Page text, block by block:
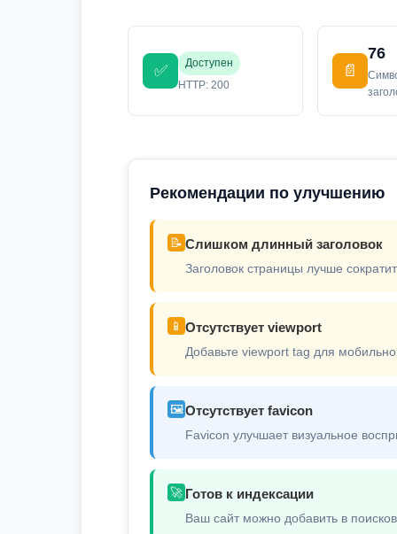
✅
Доступен
HTTP: 200
📄
76
Рекомендации по улучшению
📝 Слишком длинный заголовок
Заголовок страницы лучше
📱 Отсутствует viewport
Добавьте viewport tag для
🖼️Отсутствует favicon
Favicon улучшает визуальное
🚀 Готов к индексации
Ваш сайт можно добавить в